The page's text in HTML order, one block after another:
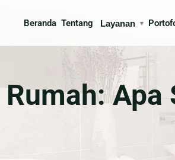
Beranda Tentang Layanan ▾
Rumah
Interior
🍳
🪨
Apa